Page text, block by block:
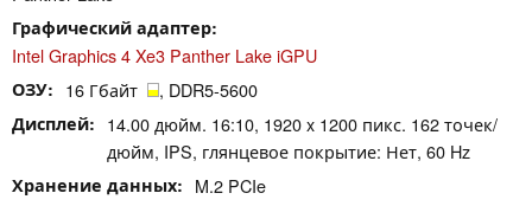
Графический адаптер
Intel Graphics 4 Xe3 Panther Lake iGPU
ОЗУ 16 Гбайт , DDR5-5600
Дисплей
14.00 дюйм. 16:10, 1920 x 1200 пикс. 162 точек/
дюйм, IPS, глянцевое покрытие: Нет, 60 Hz
Хранение данных M.2 PCIe